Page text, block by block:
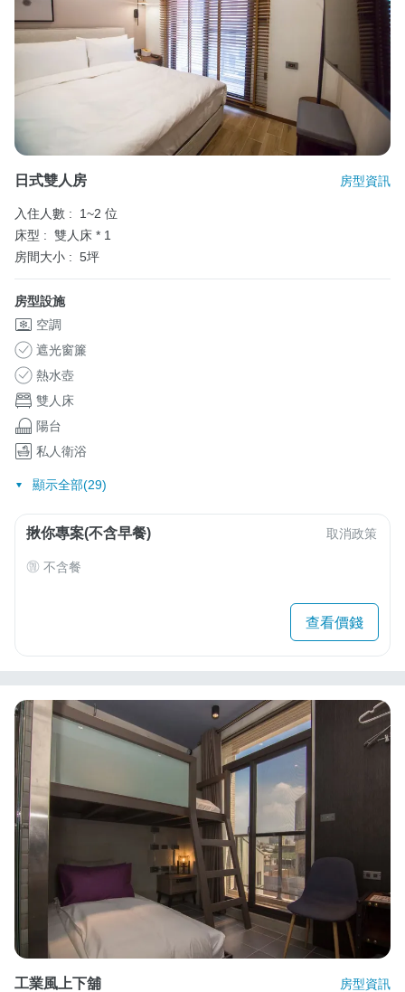
日式雙人房 房型資訊
入住人數 :
1~2 位
床型 : 雙人床 * 1
房間大小 : 5坪
房型設施
空調
遮光窗簾
熱水壺
雙人床
陽台
私人衛浴
顯示全部(29)
揪你專案(不含早餐) 取消政策
不含餐
查看價錢
工業風上下舖 房型資訊